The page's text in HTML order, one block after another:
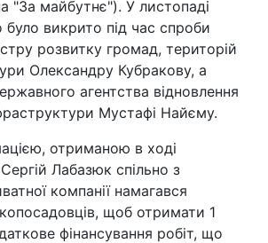
"За майбутнє"). У листопаді
викрито під час спроби
розвитку громад, територій
Олександру Кубракову, а
агентства відновлення
Мустафі Найєму.
отриманою в ході
Лабазюк спільно з
компанії намагався
щоб отримати 1
фінансування робіт, що